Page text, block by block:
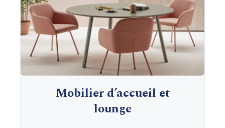
Mobilier d’accueil et
lounge